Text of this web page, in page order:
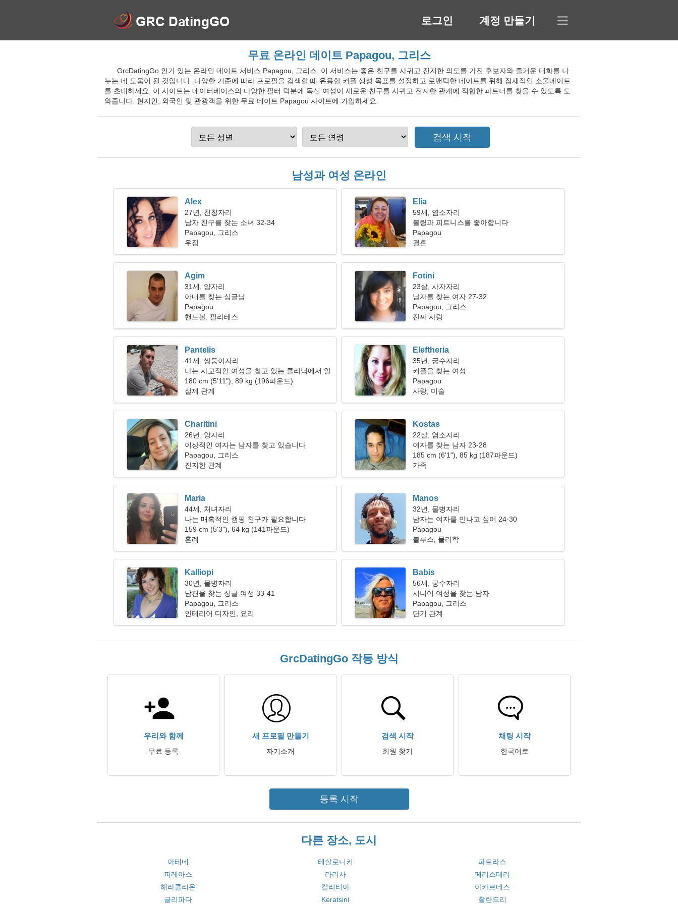
로그인 계정 만들기
무료 온라인 데이트 Papagou, 그리스
GrcDatingGo 인기 있는 온라인 데이트 서비스 Papagou, 그리스. 이 서비스는 좋은 친구를 사귀고 진지한 의도를 가진 후보자와 즐거운 대화를 나
누는 데 도움이 될 것입니다. 다양한 기준에 따라 프로필을 검색할 때 유용할 커플 생성 목표를 설정하고 로맨틱한 데이트를 위해 잠재적인 소울메이트
를 초대하세요. 이 사이트는 데이터베이스의 다양한 필터 덕분에 독신 여성이 새로운 친구를 사귀고 진지한 관계에 적합한 파트너를 찾을 수 있도록 도
와줍니다. 현지인, 외국인 및 관광객을 위한 무료 데이트 Papagou 사이트에 가입하세요.
남성과 여성 온라인
Alex
27년, 천칭자리
남자 친구를 찾는 소녀 32-34
Papagou, 그리스
우정
Elia
59세, 염소자리
볼링과 피트니스를 좋아합니다
Papagou
결혼
Agim
31세, 양자리
아내를 찾는 싱글남
Papagou
핸드볼, 필라테스
Fotini
23살, 사자자리
남자를 찾는 여자 27-32
Papagou, 그리스
진짜 사랑
Pantelis
41세, 쌍둥이자리
나는 사교적인 여성을 찾고 있는 클리닉에서 일
하고 있습니다
180 cm (5'11"), 89 kg (196파운드)
실제 관계
Eleftheria
35년, 궁수자리
커플을 찾는 여성
Papagou
사랑, 미술
Charitini
26년, 양자리
이상적인 여자는 남자를 찾고 있습니다
Papagou, 그리스
진지한 관계
Kostas
22살, 염소자리
여자를 찾는 남자 23-28
185 cm (6'1"), 85 kg (187파운드)
가족
Maria
44세, 처녀자리
나는 매혹적인 캠핑 친구가 필요합니다
159 cm (5'3"), 64 kg (141파운드)
혼례
Manos
32년, 물병자리
남자는 여자를 만나고 싶어 24-30
Papagou
블루스, 물리학
Kalliopi
30년, 물병자리
남편을 찾는 싱글 여성 33-41
Papagou, 그리스
인테리어 디자인, 요리
Babis
56세, 궁수자리
시니어 여성을 찾는 남자
Papagou, 그리스
단기 관계
GrcDatingGo 작동 방식
우리와 함께
무료 등록
새 프로필 만들기
자기소개
검색 시작
회원 찾기
채팅 시작
한국어로
등록 시작
다른 장소, 도시
아테네 테살로니키
파트라스
피레아스
라리사
페리스테리
헤라클리온
칼리티아
아카르네스
글리파다
Keratsini 찰란드리